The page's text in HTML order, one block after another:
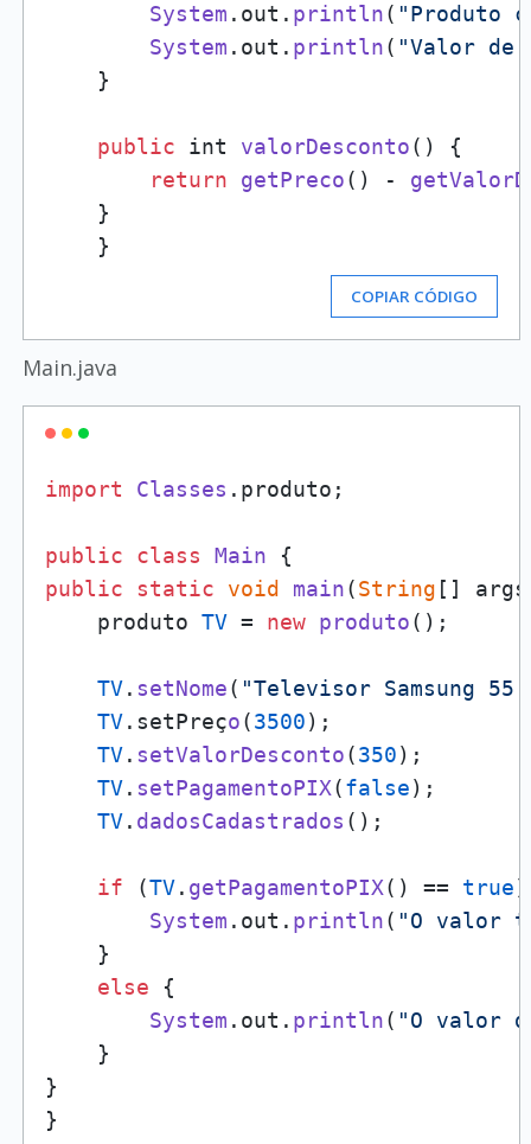
System . out . println( "Produto
System . out . println( "Valor de
    }
public int valorDesconto( ) {
return
getPreco() -
    }
COPIAR CÓDIGO
Main.java
import Classes . produto ;
public class Main
public
static void main(String [] args
    produto
TV = new produto();
TV. setNome( "Televisor Samsung 55
TV. setPreço(3500);
TV. setValorDesconto(350);
TV. setPagamentoPIX(false);
TV. dadosCadastrados ();
if (TV. getPagamentoPIX() == true
System . out . println( "O valor
    }
else {
System . out . println( "O valor
    }
}